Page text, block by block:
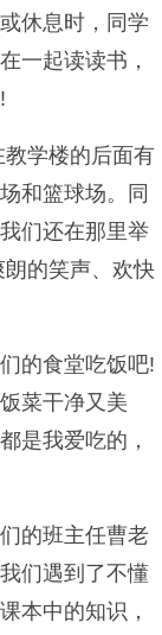
休息时，同学
一起读读书，
学楼的后面有
和篮球场。同
们还在那里举
的笑声、欢快
的食堂吃饭吧!
菜干净又美
是我爱吃的，
的班主任曹老
们遇到了不懂
本中的知识，